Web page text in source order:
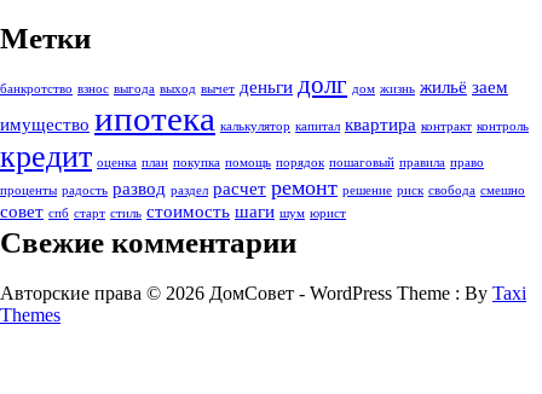
Метки
банкротство взнос выгодa выход вычет деньги долг дом жизнь жильё заем
имущество ипотека калькулятор капитал квартира контракт контроль
кредит оценка план покупка помощь порядок пошаговый правила право
проценты радость развод раздел расчет ремонт решение риск свобода смешно
совет спб старт стиль стоимость шаги шум юрист
Свежие комментарии
Авторские права © 2026 ДомСовет - WordPress Theme : By Taxi
Themes